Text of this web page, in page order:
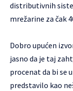
distributivnih
mrežarine za čak
Dobro upućen
jasno da je taj
procenat da bi se
predstavilo kao